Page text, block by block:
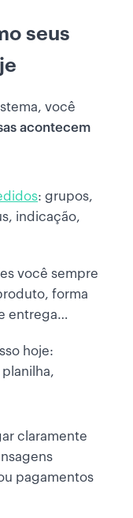
seus
você
acontecem
: grupos,
indicação,
você sempre
forma
entrega…
hoje:
claramente
pagamentos